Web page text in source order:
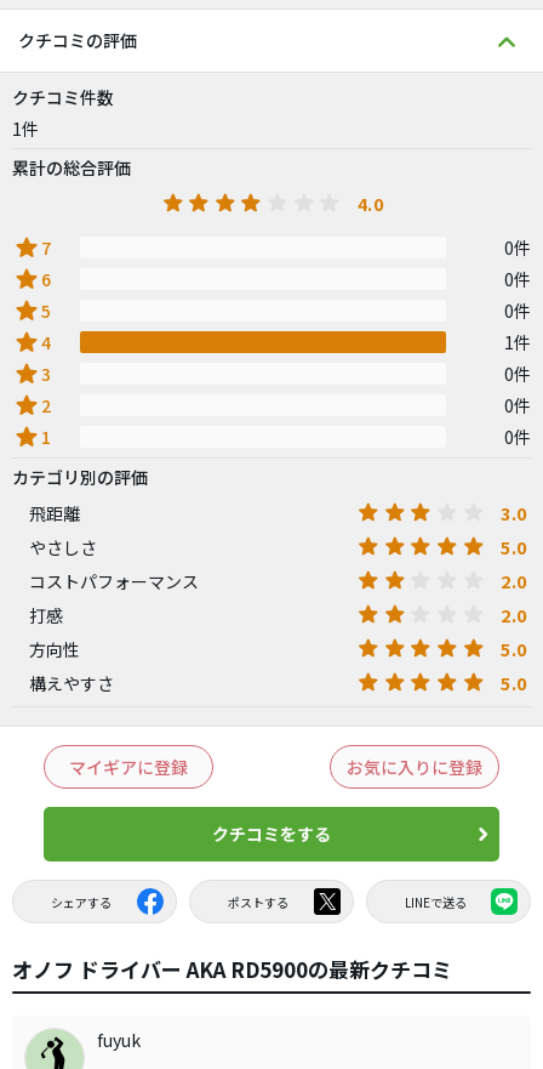
クチコミの評価
クチコミ件数
1件
累計の総合評価
4.0
star 7 0件
star 6 0件
star5 0件
star4 1件
star3 0件
star 2 0件
star 1
0件
カテゴリ別の評価
飛距離
3.0
やさしさ 5.0
コストパフォーマンス 2.0
打感 2.0
方向性 5.0
構えやすさ 5.0
マイギアに登録 お気に入りに登録
クチコミをする
シェアする ポストする LINEで送る
オノフ ドライバー AKA RD5900の最新クチコミ
fuyuk